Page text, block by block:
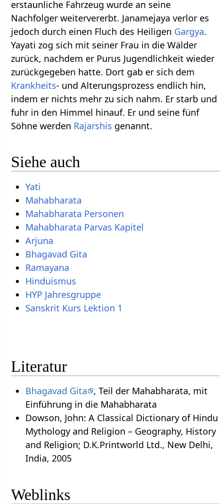
erstaunliche Fahrzeug wurde an seine
Nachfolger weitervererbt. Janamejaya verlor es
jedoch durch einen Fluch des Heiligen Gargya.
Yayati zog sich mit seiner Frau in die Wälder
zurück, nachdem er Purus Jugendlichkeit wieder
zurückgegeben hatte. Dort gab er sich dem
Krankheits- und Alterungsprozess endlich hin,
indem er nichts mehr zu sich nahm. Er starb und
fuhr in den Himmel hinauf. Er und seine fünf
Söhne werden Rajarshis genannt.
Siehe auch
Yati
Mahabharata
Mahabharata Personen
Mahabharata Parvas Kapitel
Arjuna
Bhagavad Gita
Ramayana
Hinduismus
HYP Jahresgruppe
Sanskrit Kurs Lektion 1
Literatur
Bhagavad Gita
, Teil der Mahabharata, mit
Einführung in die Mahabharata
Dowson, John: A Classical Dictionary of Hindu
Mythology and Religion – Geography, History
and Religion; D.K.Printworld Ltd., New Delhi,
India, 2005
Weblinks